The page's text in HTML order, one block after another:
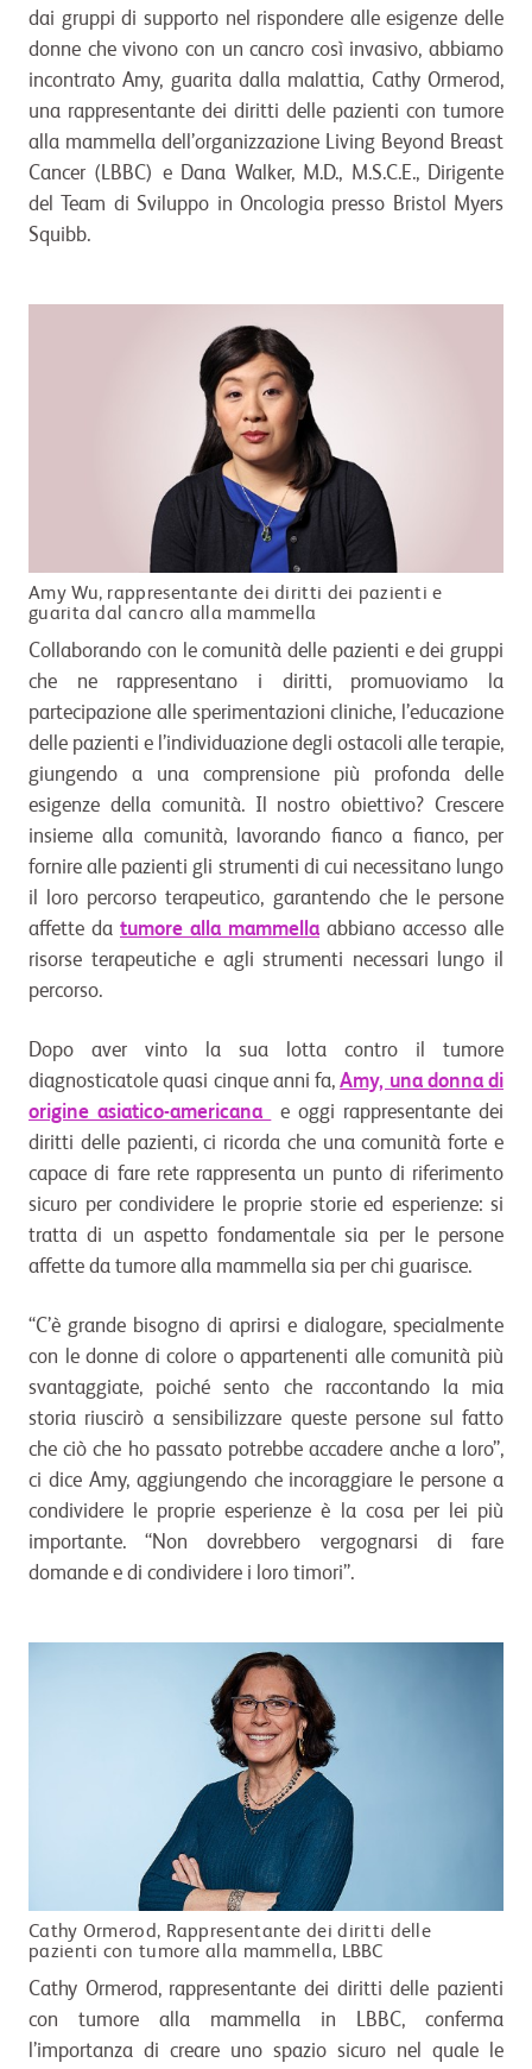
dai gruppi di supporto nel rispondere alle esigenze delle
donne che vivono con un cancro così invasivo, abbiamo
incontrato Amy, guarita dalla malattia, Cathy Ormerod,
una rappresentante dei diritti delle pazienti con tumore
alla mammella dell’organizzazione Living Beyond Breast
Cancer (LBBC) e Dana Walker, M.D., M.S.C.E., Dirigente
del Team di Sviluppo in Oncologia presso Bristol Myers
Squibb.
Amy Wu, rappresentante dei diritti dei pazienti e
guarita dal cancro alla mammella
Collaborando con le comunità delle pazienti e dei gruppi
che ne rappresentano i diritti, promuoviamo la
partecipazione alle sperimentazioni cliniche, l’educazione
delle pazienti e l’individuazione degli ostacoli alle terapie,
giungendo a una comprensione più profonda delle
esigenze della comunità. Il nostro obiettivo? Crescere
insieme alla comunità, lavorando fianco a fianco, per
fornire alle pazienti gli strumenti di cui necessitano lungo
il loro percorso terapeutico, garantendo che le persone
affette da tumore alla mammella abbiano accesso alle
risorse terapeutiche e agli strumenti necessari lungo il
percorso.
Dopo aver vinto la sua lotta contro il tumore
diagnosticatole quasi cinque anni fa,Amy, una donna di
origine asiatico-americana
e oggi rappresentante dei
diritti delle pazienti, ci ricorda che una comunità forte e
capace di fare rete rappresenta un punto di riferimento
sicuro per condividere le proprie storie ed esperienze: si
tratta di un aspetto fondamentale sia per le persone
affette da tumore alla mammella sia per chi guarisce.
“C’è grande bisogno di aprirsi e dialogare, specialmente
con le donne di colore o appartenenti alle comunità più
svantaggiate, poiché sento che raccontando la mia
storia riuscirò a sensibilizzare queste persone sul fatto
che ciò che ho passato potrebbe accadere anche a loro”,
ci dice Amy, aggiungendo che incoraggiare le persone a
condividere le proprie esperienze è la cosa per lei più
importante. “Non dovrebbero vergognarsi di fare
domande e di condividere i loro timori”.
Cathy Ormerod, Rappresentante dei diritti delle
pazienti con tumore alla mammella, LBBC
Cathy Ormerod, rappresentante dei diritti delle pazienti
con tumore alla mammella in LBBC, conferma
l’importanza di creare uno spazio sicuro nel quale le